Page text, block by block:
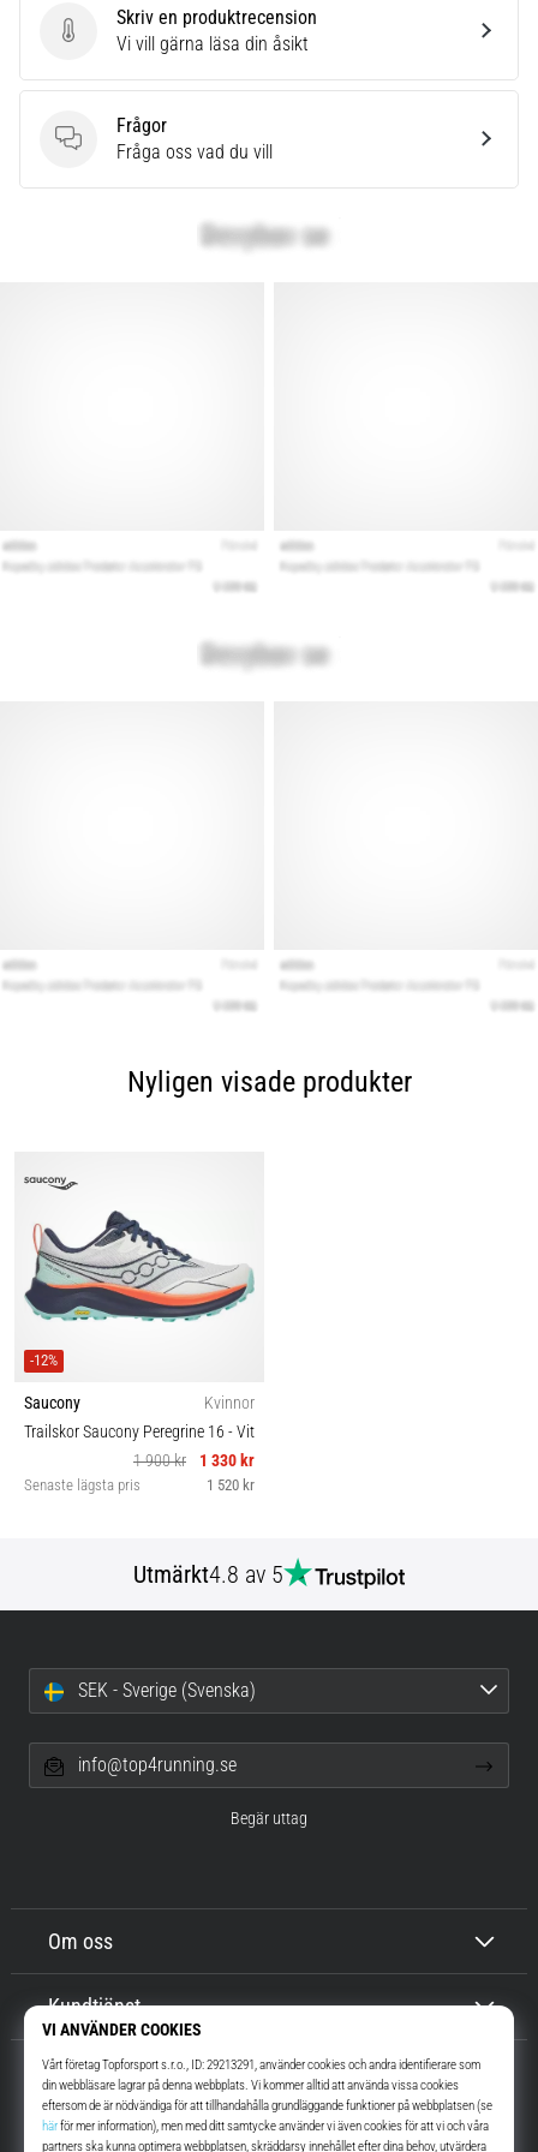
Skriv en produktrecension
Skriv en produktrecension
Vi vill gärna läsa din åsikt
Frågor
Frågor
Fråga oss vad du vill
Nyligen visade produkter
-12%
Saucony
Kvinnor
Trailskor Saucony Peregrine 16 - Vit
1 900 kr
1 330 kr
Senaste lägsta pris 1 520 kr
Utmärkt4.8 av 5
Om oss
Kundtjänst
SEK - Sverige (Svenska)
info@top4running.se
Begär uttag